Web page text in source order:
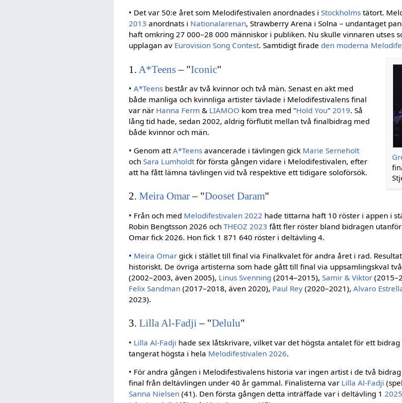
• Det var 50:e året som Melodifestivalen anordnades iStockholms tätort.
2013 anordnats i Nationalarenan, Strawberry Arena i Solna – undantaget
haft omkring 27 000–28 000 människor i publiken. Nu skulle vinnaren utses
upplagan av Eurovision Song Contest. Samtidigt firade den moderna
1. A*Teens– "Iconic"
•A*Teens består av två kvinnor och två män. Senast en akt med
både manliga och kvinnliga artister tävlade i Melodifestivalens final
var när Hanna Ferm & LIAMOO kom trea med "Hold You" 2019. Så
lång tid hade, sedan 2002, aldrig förflutit mellan två finalbidrag med
både kvinnor och män.
• Genom attA*Teens avancerade i tävlingen gick Marie Serneholt
ochSara Lumholdt för första gången vidare i Melodifestivalen, efter
att ha fått lämna tävlingen vid två respektive ett tidigare soloförsök.
2.Meira Omar– "Dooset Daram"
• Från och med Melodifestivalen 2022 hade tittarna haft 10 röster i appen i
Robin Bengtsson 2026 ochTHEOZ 2023 fått fler röster bland bidragen
Omar fick 2026. Hon fick 1 871 640 röster i deltävling 4.
• Meira Omar gick i stället till final via Finalkvalet för andra året i rad.
historiskt. De övriga artisterna som hade gått till final via uppsamlingskval
(2002–2003, även 2005), Linus Svenning (2014–2015),Samir & Viktor
Felix Sandman (2017–2018, även 2020), Paul Rey (2020–2021),Alvaro
2023).
3.Lilla Al-Fadji– "Delulu"
• Lilla Al-Fadji hade sex låtskrivare, vilket var det högsta antalet för ett
tangerat högsta i hela Melodifestivalen 2026.
• För andra gången i Melodifestivalens historia var ingen artist i de två
final från deltävlingen under 40 år gammal. Finalisterna var Lilla Al-Fadji
Sanna Nielsen (41). Den första gången detta inträffade var i deltävling 1 2025